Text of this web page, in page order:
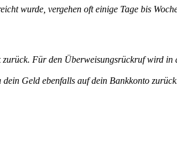
wurde, vergehen oft einige Tage bis
zurück. Für den Überweisungsrückruf wird in
Geld ebenfalls auf dein Bankkonto